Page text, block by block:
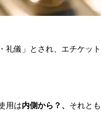
礼儀」とされ、エチケ
用は内側から？、 それとも